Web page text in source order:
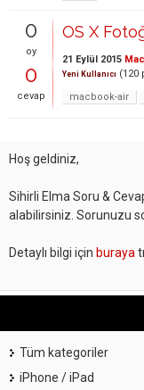
0
oy
0
cevap
OS X
21 Eylül 2015
Yeni Kullanıcı (120
macbook-air
Hoş geldiniz,
Sihirli Elma Soru &
alabilirsiniz. Sorunuzu
Detaylı bilgi için buraya
Tüm kategoriler
iPhone / iPad